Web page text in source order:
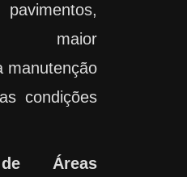
maior
manutenção
condições
Áreas